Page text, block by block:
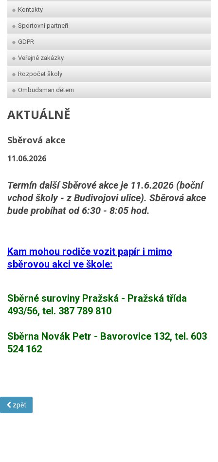
Kontakty
Sportovní partneři
GDPR
Veřejné zakázky
Rozpočet školy
Ombudsman dětem
AKTUÁLNĚ
Sběrová akce
11.06.2026
Termín další Sběrové akce je 11.6.2026 (boční
vchod školy - z Budivojovi ulice). Sběrová akce
bude probíhat od 6:30 - 8:05 hod.
Kam mohou rodiče vozit papír i mimo
sběrovou akci ve škole:
Sběrné suroviny Pražská - Pražská třída
493/56, tel. 387 789 810
Sběrna Novák Petr - Bavorovice 132, tel. 603
524 162
zpět